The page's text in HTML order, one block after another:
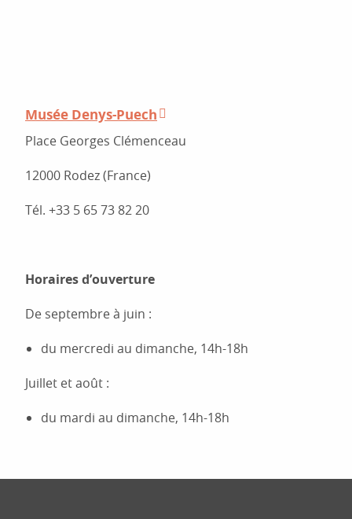
Musée Denys-Puech
Place Georges Clémenceau
12000 Rodez (France)
Tél. +33 5 65 73 82 20
Horaires d’ouverture
De septembre à juin :
du mercredi au dimanche, 14h-18h
Juillet et août :
du mardi au dimanche, 14h-18h